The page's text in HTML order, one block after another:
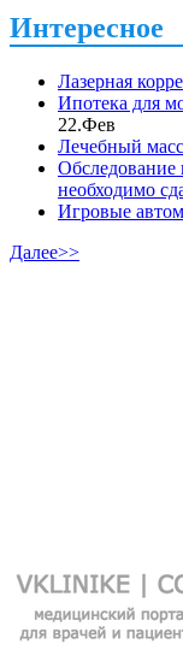
Интересное
Лазерная
Ипотека для
22.Фев
Лечебный
Обследование
необходимо
Игровые
Далее>>